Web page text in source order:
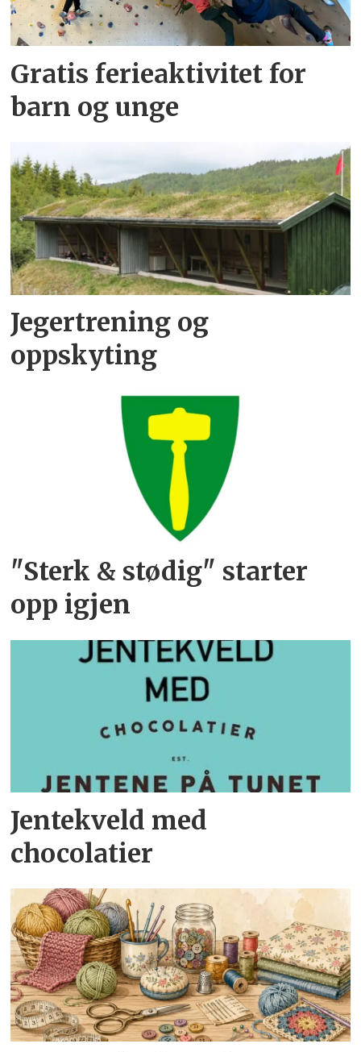
Gratis ferieaktivitet for
barn og unge
Jegertrening og
oppskyting
"Sterk & stødig" starter
opp igjen
Jentekveld med
chocolatier